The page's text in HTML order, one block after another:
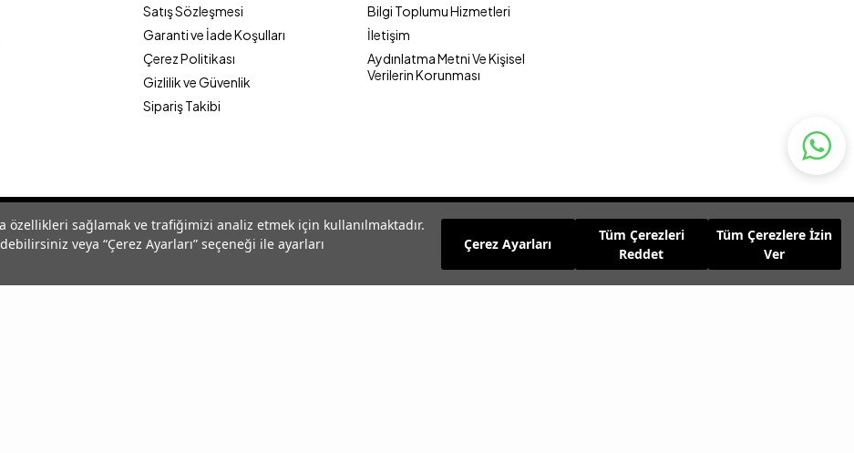
özellikleri sağlamak ve trafiğimizi analiz etmek için kullanılmaktadır.
veya “Çerez Ayarları” seçeneği ile ayarları
Çerez Ayarları
Tüm Çerezleri
Reddet
Tüm Çerezlere İzin
Ver
Satış Sözleşmesi
Garanti ve İade Koşulları
Çerez Politikası
Gizlilik ve Güvenlik
Sipariş Takibi
Bilgi Toplumu Hizmetleri
İletişim
Aydınlatma Metni Ve Kişisel
Verilerin Korunması